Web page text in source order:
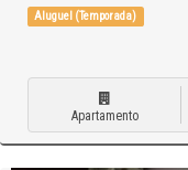
Aluguel (Temporada)
Apartamento